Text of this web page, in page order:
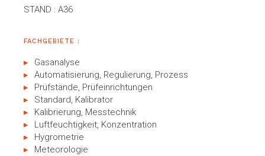
STAND : A36
FACHGEBIETE :
Gasanalyse
Automatisierung, Regulierung, Prozess
Prüfstände, Prüfeinrichtungen
Standard, Kalibrator
Kalibrierung, Messtechnik
Luftfeuchtigkeit, Konzentration
Hygrometrie
Meteorologie